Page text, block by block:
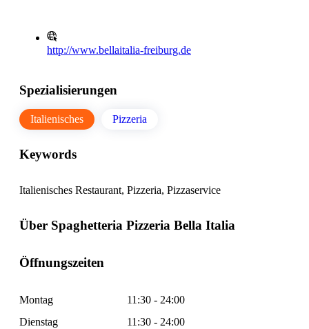
http://www.bellaitalia-freiburg.de
Spezialisierungen
Italienisches Pizzeria
Keywords
Italienisches Restaurant, Pizzeria, Pizzaservice
Über Spaghetteria Pizzeria Bella Italia
Öffnungszeiten
Montag
11:30 - 24:00
Dienstag
11:30 - 24:00